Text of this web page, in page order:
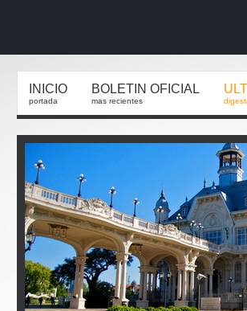
INICIO
portada
BOLETIN OFICIAL
mas recientes